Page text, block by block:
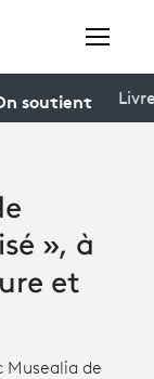
soutient
», à
et
Musealia de